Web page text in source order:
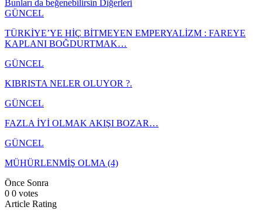
Bunları da beğenebilirsin Diğerleri
GÜNCEL
TÜRKİYE’YE HİÇ BİTMEYEN EMPERYALİZM : FAREYE
KAPLANI BOĞDURTMAK…
GÜNCEL
KIBRISTA NELER OLUYOR ?.
GÜNCEL
FAZLA İYİ OLMAK AKIŞI BOZAR…
GÜNCEL
MÜHÜRLENMİŞ OLMA (4)
Önce Sonra
0 0 votes
Article Rating